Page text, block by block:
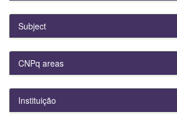
Subject
CNPq areas
Instituição